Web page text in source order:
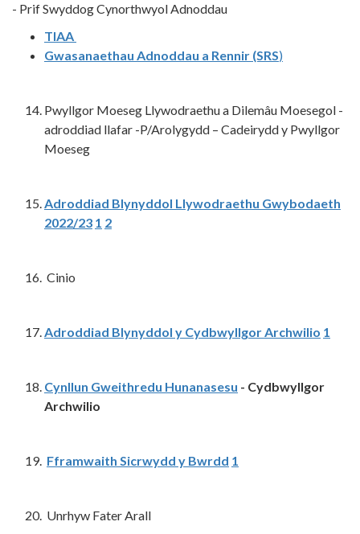
- Prif Swyddog Cynorthwyol Adnoddau
TIAA
Gwasanaethau Adnoddau a Rennir (SRS)
Pwyllgor Moeseg Llywodraethu a Dilemâu Moesegol -
adroddiad llafar -P/Arolygydd – Cadeirydd y Pwyllgor
Moeseg
Adroddiad Blynyddol Llywodraethu Gwybodaeth
2022/23 1 2
Cinio
Adroddiad Blynyddol y Cydbwyllgor Archwilio 1
Cynllun Gweithredu Hunanasesu - Cydbwyllgor
Archwilio
Fframwaith Sicrwydd y Bwrdd 1
Unrhyw Fater Arall